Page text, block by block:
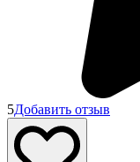
5Добавить отзыв